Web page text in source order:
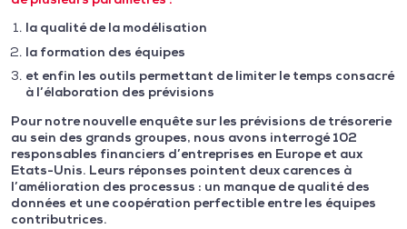
la qualité de la modélisation
la formation des équipes
et enfin les outils permettant de limiter le temps consacré
à l’élaboration des prévisions
Pour notre nouvelle enquête sur les prévisions de trésorerie
au sein des grands groupes, nous avons interrogé 102
responsables financiers d’entreprises en Europe et aux
Etats-Unis. Leurs réponses pointent deux carences à
l’amélioration des processus : un manque de qualité des
données et une coopération perfectible entre les équipes
contributrices.